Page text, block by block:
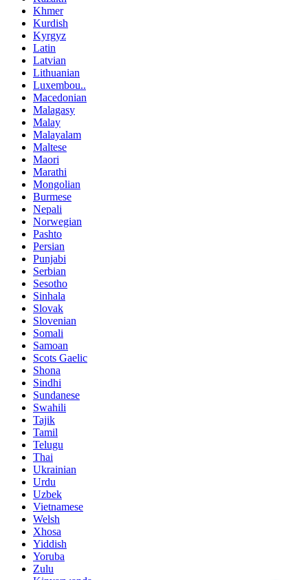
Khmer
Kurdish
Kyrgyz
Latin
Latvian
Lithuanian
Luxembou..
Macedonian
Malagasy
Malay
Malayalam
Maltese
Maori
Marathi
Mongolian
Burmese
Nepali
Norwegian
Pashto
Persian
Punjabi
Serbian
Sesotho
Sinhala
Slovak
Slovenian
Somali
Samoan
Scots Gaelic
Shona
Sindhi
Sundanese
Swahili
Tajik
Tamil
Telugu
Thai
Ukrainian
Urdu
Uzbek
Vietnamese
Welsh
Xhosa
Yiddish
Yoruba
Zulu